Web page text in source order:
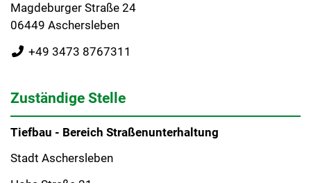
Magdeburger Straße 24
06449 Aschersleben
+49 3473 8767311
Zuständige Stelle
Tiefbau - Bereich Straßenunterhaltung
Stadt Aschersleben